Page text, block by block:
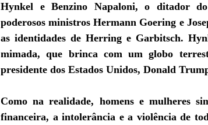
Hynkel e Benzino Napaloni, o ditador
poderosos ministros Hermann Goering e
as identidades de Herring e Garbitsch.
mimada, que brinca com um globo
presidente dos Estados Unidos, Donald
Como na realidade, homens e mulheres
financeira, a intolerância e a violência de